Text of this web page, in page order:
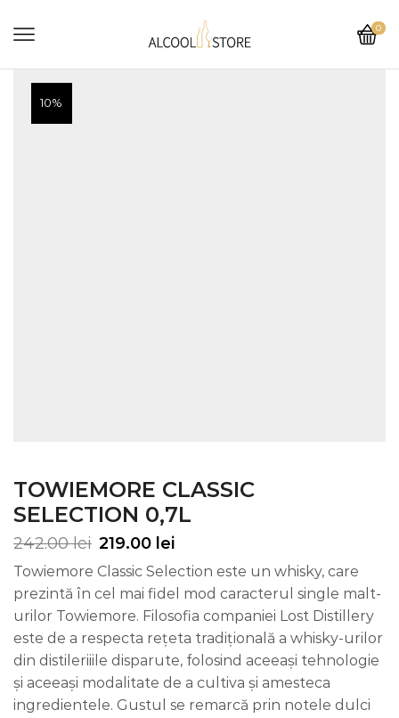
0
10%
TOWIEMORE CLASSIC
SELECTION 0,7L
242.00lei 219.00 lei
Towiemore Classic Selection este un whisky, care
prezintă în cel mai fidel mod caracterul single malt-
urilor Towiemore. Filosofia companiei Lost Distillery
este de a respecta rețeta tradițională a whisky-urilor
din distileriiile disparute, folosind aceeași tehnologie
și aceeași modalitate de a cultiva și amesteca
ingredientele. Gustul se remarcă prin notele dulci